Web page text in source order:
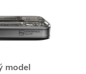
model